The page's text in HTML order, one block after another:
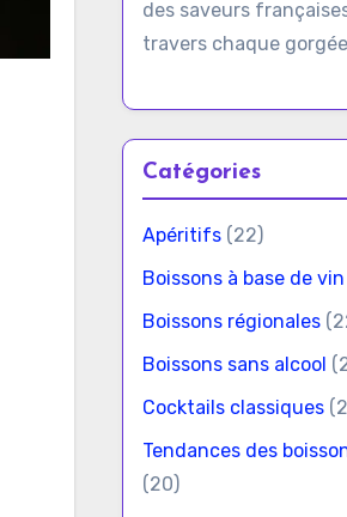
des saveurs
travers chaque
Catégories
Apéritifs (22)
Boissons à base de vin
Boissons régionales
Boissons sans alcool
Cocktails classiques
Tendances des
(20)